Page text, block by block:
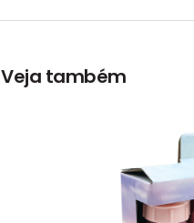
Veja também